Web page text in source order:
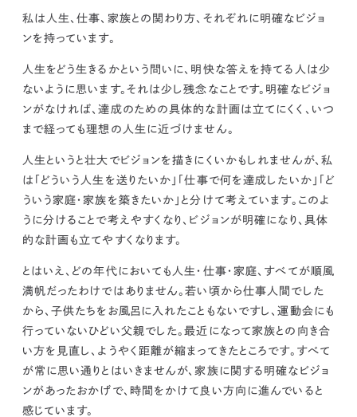
情報セキュリティ・DX方針及び戦略 サイトマップ
私は人生、仕事、家族との関わり方、それぞれに明確なビジョ
ンを持っています。
人生をどう生きるかという問いに、明快な答えを持てる人は少
ないように思います。それは少し残念なことです。 明確なビジョ
ンがなければ、達成のための具体的な計画は立てにくく、いつ
まで経っても理想の人生に近づけません。
人生というと壮大でビジョンを描きにくいかもしれませんが、私
は「どういう人生を送りたいか」「仕事で何を達成したいか」「ど
ういう家庭・家族を築きたいか」と分けて考えています。このよ
うに分けることで考えやすくなり、ビジョンが明確になり、具体
的な計画も立てやすくなります。
とはいえ、どの年代においても人生・仕事・家庭、すべてが順風
満帆だったわけではありません。若い頃から仕事人間でした
から、子供たちをお風呂に入れたこともないですし、運動会にも
行っていないひどい父親でした。最近になって家族との向き合
い方を見直し、ようやく距離が縮まってきたところです。 すべて
が常に思い通りとはいきませんが、家族に関する明確なビジョ
ンがあったおかげで、時間をかけて良い方向に進んでいると
感じています。